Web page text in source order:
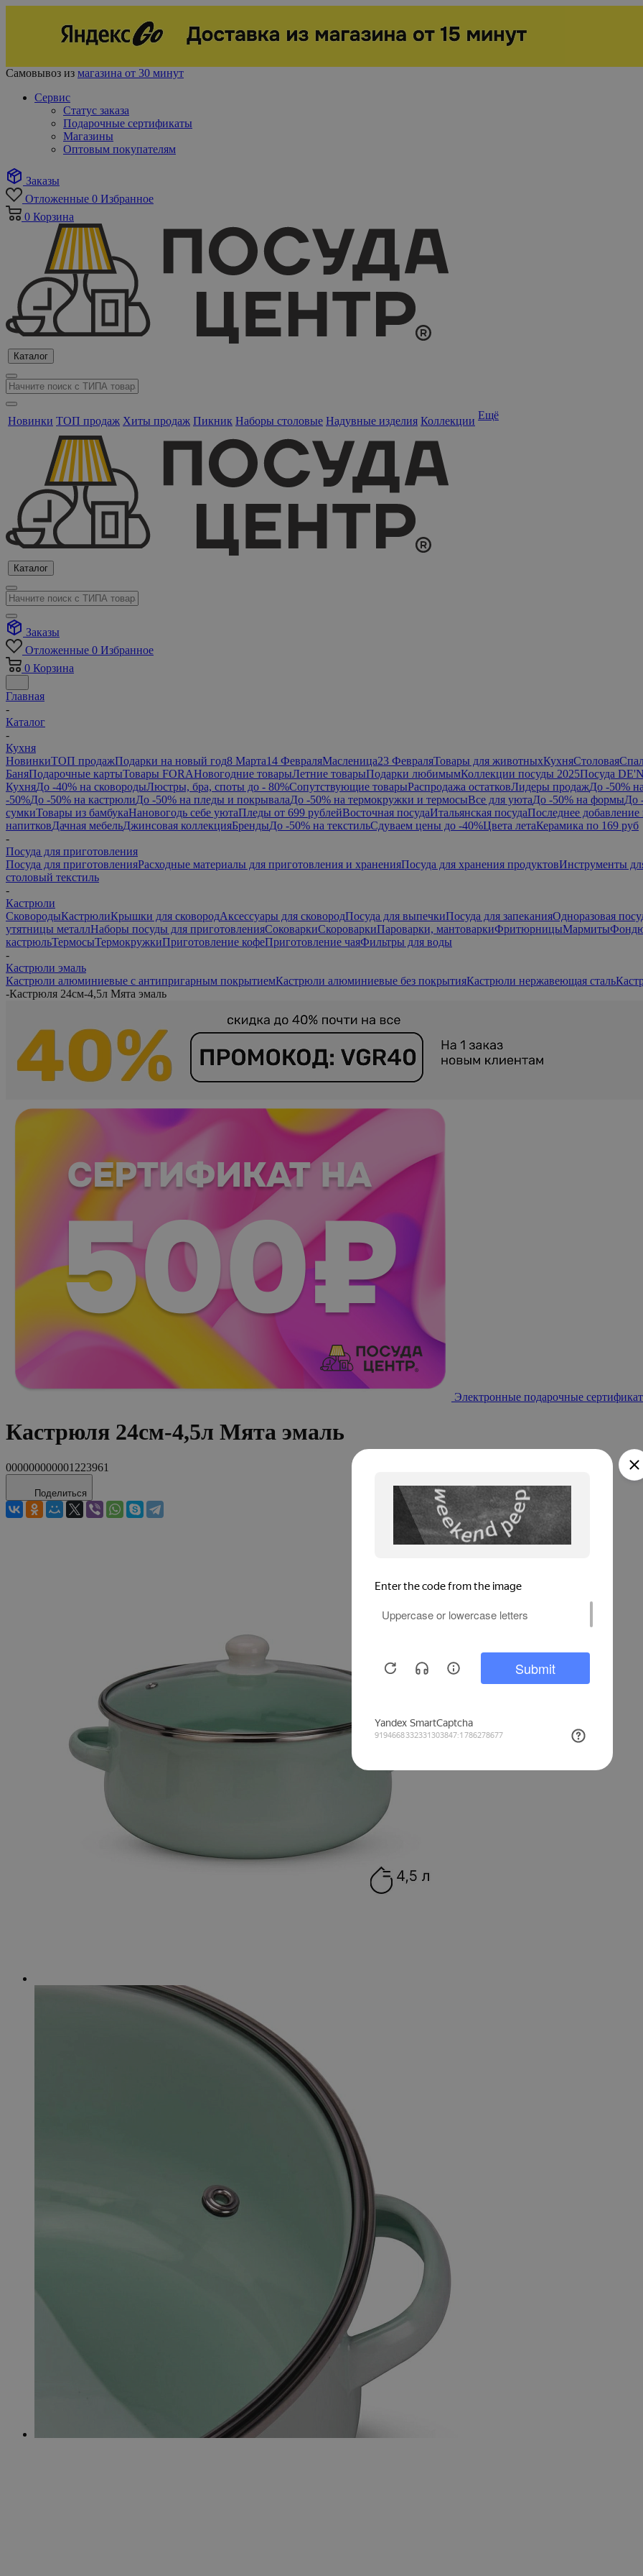
Самовывоз из магазина от 30 минут
Сервис
Статус заказа
Подарочные сертификаты
Магазины
Оптовым покупателям
Заказы
Отложенные 0 Избранное
0 Корзина
Каталог
Новинки ТОП продаж Хиты продаж Пикник Наборы столовые Надувные изделия Коллекции Ещё
Каталог
Заказы
Отложенные 0 Избранное
0 Корзина
Главная
-
Каталог
-
Кухня
НовинкиТОП продажПодарки на новый год8 Марта14 ФевраляМасленица23 ФевраляТовары для животныхКухняСтоловая
БаняПодарочные картыТовары FORAНовогодние товарыЛетние товарыПодарки любимымКоллекции посуды 2025Посуда
КухняДо -40% на сковородыЛюстры, бра, споты до - 80%Сопутствующие товарыРаспродажа остатковЛидеры продажДо -50%
-50%До -50% на кастрюлиДо -50% на пледы и покрывалаДо -50% на термокружки и термосыВсе для уютаДо -50% на формыДо
сумкиТовары из бамбукаНановогодь себе уютаПледы от 699 рублейВосточная посудаИтальянская посудаПоследнее добавление
напитковДачная мебельДжинсовая коллекцияБрендыДо -50% на текстильСдуваем цены до -40%Цвета летаКерамика по 169 руб
-
Посуда для приготовления
Посуда для приготовленияРасходные материалы для приготовления и храненияПосуда для хранения продуктовИнструменты
столовый текстиль
-
Кастрюли
СковородыКастрюлиКрышки для сковородАксессуары для сковородПосуда для выпечкиПосуда для запеканияОдноразовая
утятницы металлНаборы посуды для приготовленияСоковаркиСкороваркиПароварки, мантоваркиФритюрницыМармиты
кастрюльТермосыТермокружкиПриготовление кофеПриготовление чаяФильтры для воды
-
Кастрюли эмаль
Кастрюли алюминиевые с антипригарным покрытиемКастрюли алюминиевые без покрытияКастрюли нержавеющая сталь
-Кастрюля 24см-4,5л Мята эмаль
Электронные подарочные
Кастрюля 24см-4,5л Мята эмаль
000000000001223961
Поделиться